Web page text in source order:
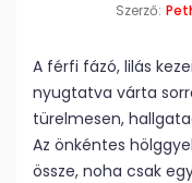
Szerző:
A férfi fázó, lilás
nyugtatva várta
türelmesen,
Az önkéntes
össze, noha csak